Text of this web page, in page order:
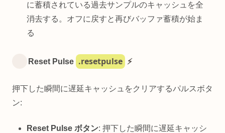
に蓄積されている過去サンプルのキャッシュを全
消去する。オフに戻すと再びバッファ蓄積が始ま
る
Reset Pulse .resetpulse ⚡
押下した瞬間に遅延キャッシュをクリアするパルスボタ
ン:
Reset Pulse ボタン: 押下した瞬間に遅延キャッシ